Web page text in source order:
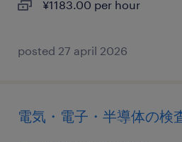
¥1183.00 per hour
posted 27 april 2026
電気・電子・半導体の検